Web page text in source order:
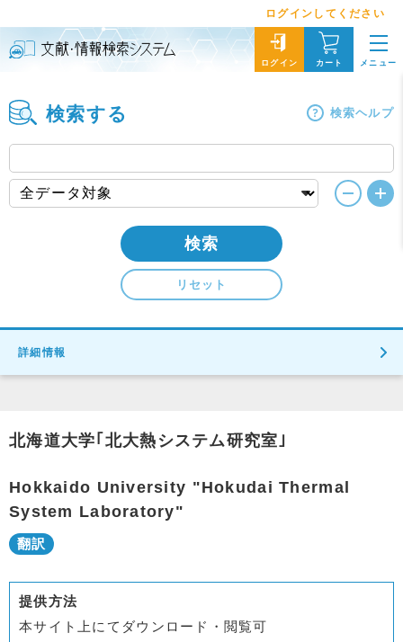
ログインしてください
ログイン カート メニュー
検索する 検索ヘルプ
検索
リセット
詳細情報
北海道大学｢北大熱システム研究室｣
Hokkaido University "Hokudai Thermal
System Laboratory"
提供方法
本サイト上にてダウンロード・閲覧可